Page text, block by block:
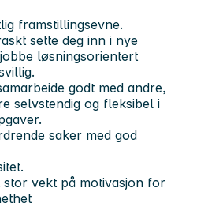
framstillingsevne.
sette deg inn i nye
løsningsorientert
godt med andre,
selvstendig og fleksibel i
saker med god
vekt på motivasjon for